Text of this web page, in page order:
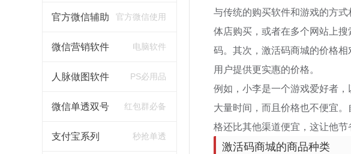
官方微信辅助 官方微信使用
微信营销软件 电脑软件
人脉做图软件 PS必用品
微信单透双号 红包群必备
支付宝系列 秒抢单透
与传统的购买软件和游戏的方
体店购买，或者在多个网站上
码。其次，激活码商城的价格
用户提供更实惠的价格。
例如，小李是一个游戏爱好者
大量时间，而且价格也不便宜
格还比其他渠道便宜，这让他节
激活码商城的商品种类